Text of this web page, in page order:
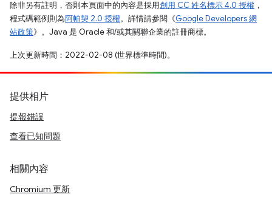
除非另有註明，否則本頁面中的內容是採用創用 CC 姓名標示 4.0 授權 ，
程式碼範例則為阿帕契 2.0 授權。詳情請參閱《Google Developers 網
站政策》。Java 是 Oracle 和/或其關聯企業的註冊商標。
上次更新時間：2022-02-08 (世界標準時間)。
提供相片
提報錯誤
查看已知問題
相關內容
Chromium 更新